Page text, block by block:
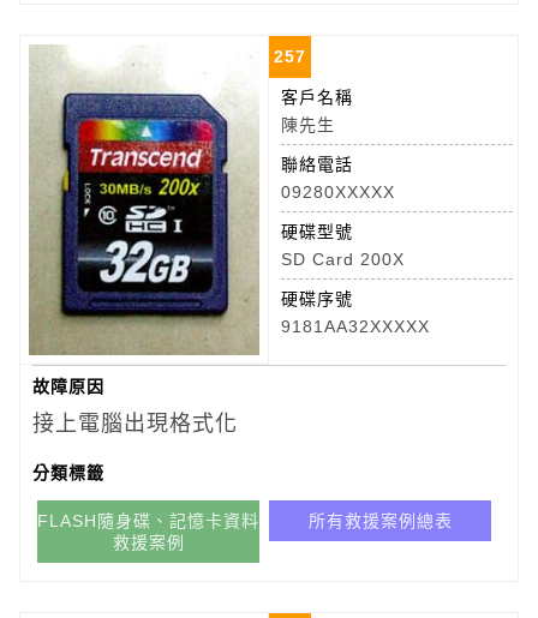
257
客戶名稱
陳先生
聯絡電話
09280XXXXX
硬碟型號
SD Card 200X
硬碟序號
9181AA32XXXXX
故障原因
接上電腦出現格式化
分類標籤
FLASH隨身碟、記憶卡資料
救援案例
所有救援案例總表